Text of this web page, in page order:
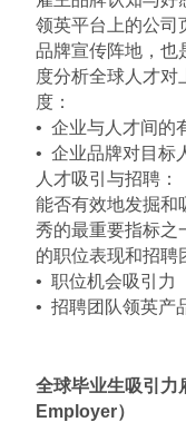
领英平台上的公司
品牌宣传阵地，也
度分析全球人才对
度：
• 企业与人才间的
• 企业品牌对目标
人才吸引与招聘：
能否有效地发掘和
秀的最重要指标之
的职位表现和招聘
• 职位机会吸引力
• 招聘团队领英产
全球毕业生吸引
Employer）